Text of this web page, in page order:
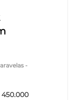
-
450.000